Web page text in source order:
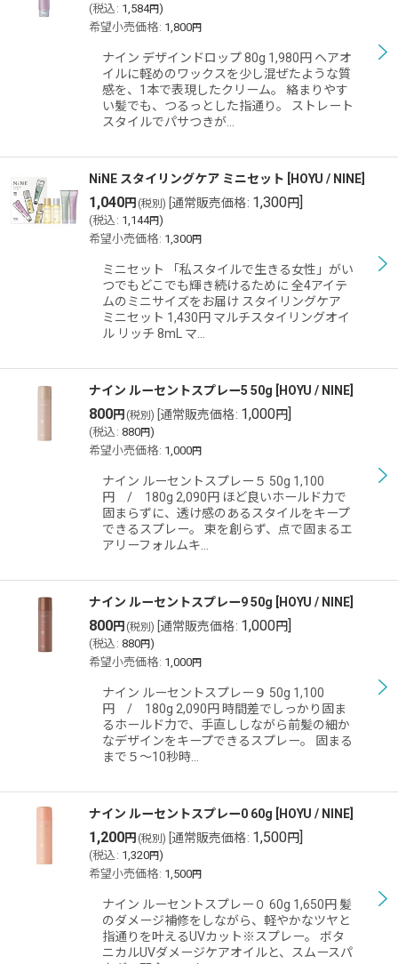
(税込 : 1,584円)
希望小売価格: 1,800円
ナイン デザインドロップ 80g 1,980円 ヘアオ
イルに軽めのワックスを少し混ぜたような質
感を、1本で表現したクリーム。 絡まりやす
い髪でも、つるっとした指通り。 ストレート
スタイルでパサつきが…
NiNE スタイリングケア ミニセット HOYU / NINE
1,040円 (税別) 通常販売価格: 1,300円]
(税込 : 1,144円)
希望小売価格: 1,300円
ミニセット 「私スタイルで生きる女性」がい
つでもどこでも輝き続けるために 全4アイテ
ムのミニサイズをお届け スタイリングケア
ミニセット 1,430円 マルチスタイリングオイ
ル リッチ 8mL マ…
ナイン ルーセントスプレー5 50g HOYU / NINE
800円 (税別) 通常販売価格: 1,000円]
(税込 : 880円)
希望小売価格: 1,000円
ナイン ルーセントスプレー５ 50g 1,100
円 / 180g 2,090円 ほど良いホールド力で
固まらずに、透け感のあるスタイルをキープ
できるスプレー。 束を創らず、点で固まるエ
アリーフォルムキ…
ナイン ルーセントスプレー9 50g HOYU / NINE
800円 (税別) 通常販売価格: 1,000円]
(税込 : 880円)
希望小売価格: 1,000円
ナイン ルーセントスプレー９ 50g 1,100
円 / 180g 2,090円 時間差でしっかり固ま
るホールド力で、手直ししながら前髪の細か
なデザインをキープできるスプレー。 固まる
まで５〜10秒時…
ナイン ルーセントスプレー0 60g HOYU / NINE
1,200円 (税別) 通常販売価格: 1,500円]
(税込 : 1,320円)
希望小売価格: 1,500円
ナイン ルーセントスプレー０ 60g 1,650円 髪
のダメージ補修をしながら、軽やかなツヤと
指通りを叶えるUVカット※スプレー。 ボタ
ニカルUVダメージケアオイルと、スムースパ